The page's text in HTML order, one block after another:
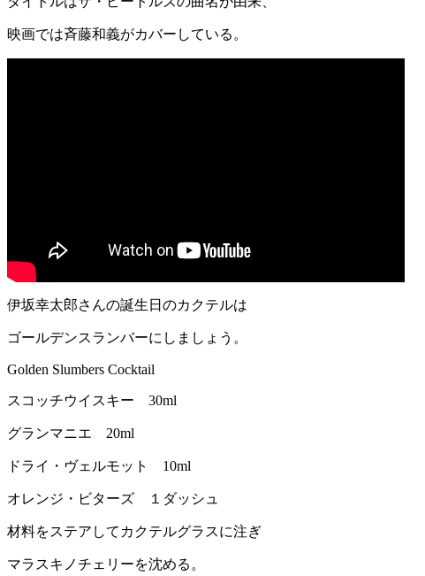
映画では斉藤和義がカバーしている。
伊坂幸太郎さんの誕生日のカクテルは
ゴールデンスランバーにしましょう。
Golden Slumbers Cocktail
スコッチウイスキー 30ml
グランマニエ 20ml
ドライ・ヴェルモット 10ml
オレンジ・ビターズ １ダッシュ
材料をステアしてカクテルグラスに注ぎ
マラスキノチェリーを沈める。